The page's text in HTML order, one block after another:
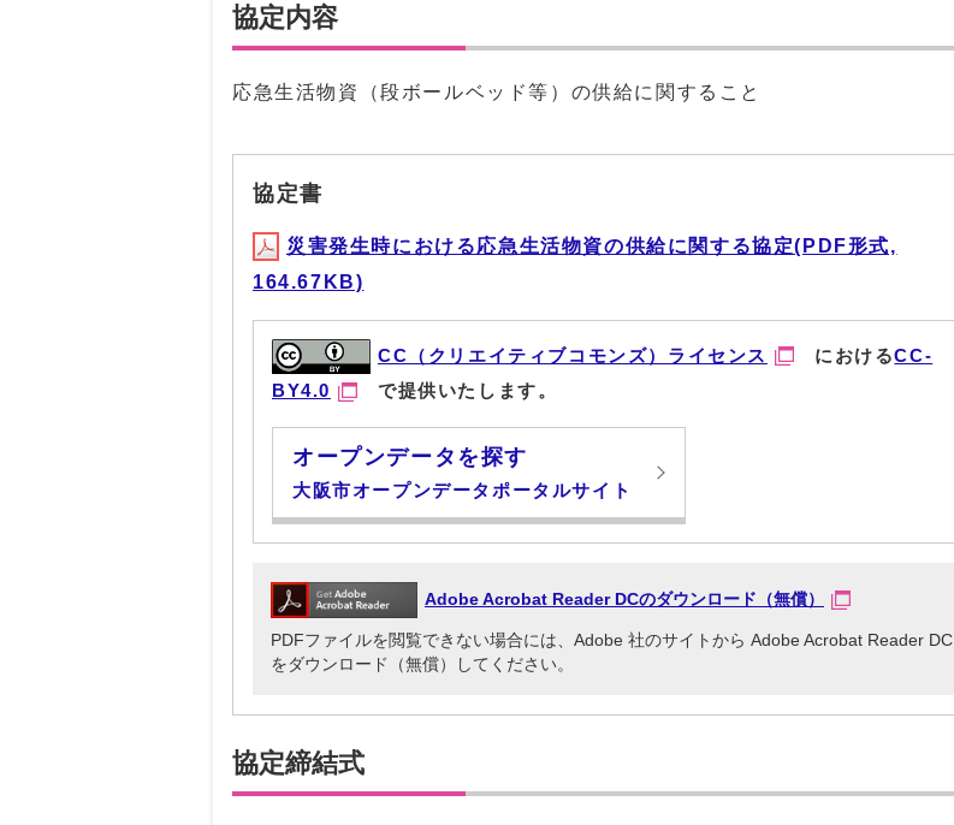
協定内容
応急生活物資（段ボールベッド等）の供給に関すること
協定書
災害発生時における応急生活物資の供給に関する協定(PDF形式,
164.67KB)
CC（クリエイティブコモンズ）ライセンス におけるCC-
BY4.0
で提供いたします。
オープンデータを探す
大阪市オープンデータポータルサイト
Adobe Acrobat Reader DCのダウンロード（無償）
PDFファイルを閲覧できない場合には、Adobe 社のサイトから Adobe Acrobat Reader DC
をダウンロード（無償）してください。
協定締結式